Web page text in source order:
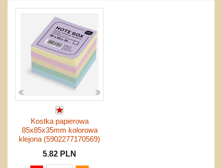
Kostka papierowa
85x85x35mm kolorowa
klejona (5902277170569)
5.82 PLN